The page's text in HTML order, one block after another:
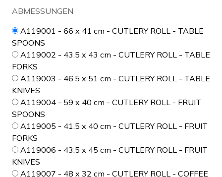
ABMESSUNGEN
A119001 - 66 x 41 cm - CUTLERY ROLL - TABLE
SPOONS
A119002 - 43.5 x 43 cm - CUTLERY ROLL - TABLE
FORKS
A119003 - 46.5 x 51 cm - CUTLERY ROLL - TABLE
KNIVES
A119004 - 59 x 40 cm - CUTLERY ROLL - FRUIT
SPOONS
A119005 - 41.5 x 40 cm - CUTLERY ROLL - FRUIT
FORKS
A119006 - 43.5 x 45 cm - CUTLERY ROLL - FRUIT
KNIVES
A119007 - 48 x 32 cm - CUTLERY ROLL - COFFEE